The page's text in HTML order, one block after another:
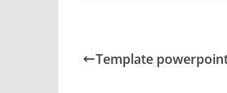
Template